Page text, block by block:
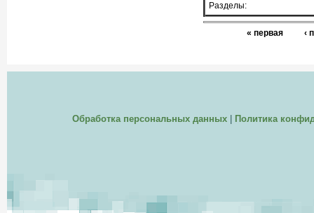
Разделы:
« первая ‹
Обработка персональных данных| Политика